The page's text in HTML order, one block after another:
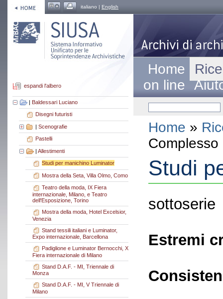
italiano | English
espandi l'albero
| Baldessari Luciano
Disegni futuristi
| Scenografie
Pastelli
| Allestimenti
Studi per manichino Luminator
Mostra della Seta, Villa Olmo, Como
Teatro della moda, IX Fiera
internazionale, Milano, e Teatro
dell'Esposizione, Torino
Mostra della moda, Hotel Excelsior,
Venezia
Stand tessili italiani e Luminator,
Expo internazionale, Barcellona
Padiglione e Luminator Bernocchi, X
Fiera internazionale di Milano
Stand D.A.F. - MI, Triennale di
Monza
Stand D.A.F. - MI, V Triennale di
Milano
Home
on line
Home »
Studi
sottoserie
Estremi